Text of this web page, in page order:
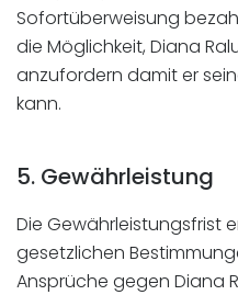
Sofortüberweisung
die Möglichkeit, Diana
anzufordern damit er
kann.
5. Gewährleistung
Die Gewährleistungsfrist
gesetzlichen
Ansprüche gegen Diana